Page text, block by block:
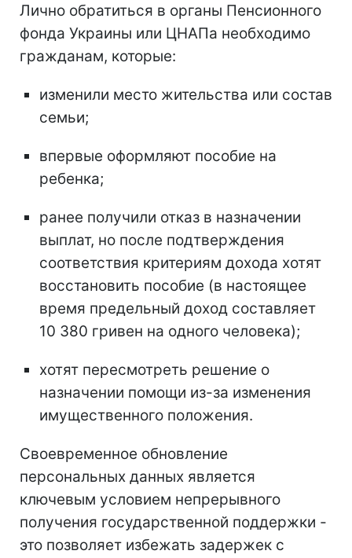
Лично обратиться в органы Пенсионного
фонда Украины или ЦНАПа необходимо
гражданам, которые:
изменили место жительства или состав
семьи;
впервые оформляют пособие на
ребенка;
ранее получили отказ в назначении
выплат, но после подтверждения
соответствия критериям дохода хотят
восстановить пособие (в настоящее
время предельный доход составляет
10 380 гривен на одного человека);
хотят пересмотреть решение о
назначении помощи из-за изменения
имущественного положения.
Своевременное обновление
персональных данных является
ключевым условием непрерывного
получения государственной поддержки -
это позволяет избежать задержек с